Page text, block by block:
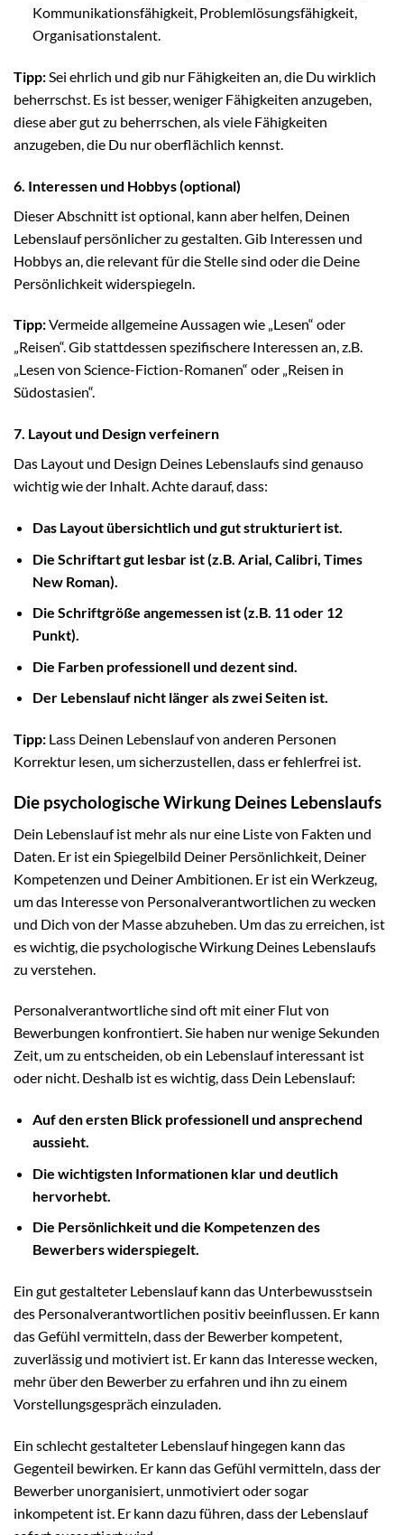
Kommunikationsfähigkeit, Problemlösungsfähigkeit,
Organisationstalent.
Tipp:Sei ehrlich und gib nur Fähigkeiten an, die Du wirklich
beherrschst. Es ist besser, weniger Fähigkeiten anzugeben,
diese aber gut zu beherrschen, als viele Fähigkeiten
anzugeben, die Du nur oberflächlich kennst.
6. Interessen und Hobbys (optional)
Dieser Abschnitt ist optional, kann aber helfen, Deinen
Lebenslauf persönlicher zu gestalten. Gib Interessen und
Hobbys an, die relevant für die Stelle sind oder die Deine
Persönlichkeit widerspiegeln.
Tipp:Vermeide allgemeine Aussagen wie „Lesen“ oder
„Reisen“. Gib stattdessen spezifischere Interessen an, z.B.
„Lesen von Science-Fiction-Romanen“ oder „Reisen in
Südostasien“.
7. Layout und Design verfeinern
Das Layout und Design Deines Lebenslaufs sind genauso
wichtig wie der Inhalt. Achte darauf, dass:
Das Layout übersichtlich und gut strukturiert ist.
Die Schriftart gut lesbar ist (z.B. Arial, Calibri, Times
New Roman).
Die Schriftgröße angemessen ist (z.B. 11 oder 12
Punkt).
Die Farben professionell und dezent sind.
Der Lebenslauf nicht länger als zwei Seiten ist.
Tipp: Lass Deinen Lebenslauf von anderen Personen
Korrektur lesen, um sicherzustellen, dass er fehlerfrei ist.
Die psychologische Wirkung Deines Lebenslaufs
Dein Lebenslauf ist mehr als nur eine Liste von Fakten und
Daten. Er ist ein Spiegelbild Deiner Persönlichkeit, Deiner
Kompetenzen und Deiner Ambitionen. Er ist ein Werkzeug,
um das Interesse von Personalverantwortlichen zu wecken
und Dich von der Masse abzuheben. Um das zu erreichen, ist
es wichtig, die psychologische Wirkung Deines Lebenslaufs
zu verstehen.
Personalverantwortliche sind oft mit einer Flut von
Bewerbungen konfrontiert. Sie haben nur wenige Sekunden
Zeit, um zu entscheiden, ob ein Lebenslauf interessant ist
oder nicht. Deshalb ist es wichtig, dass Dein Lebenslauf:
Auf den ersten Blick professionell und ansprechend
aussieht.
Die wichtigsten Informationen klar und deutlich
hervorhebt.
Die Persönlichkeit und die Kompetenzen des
Bewerbers widerspiegelt.
Ein gut gestalteter Lebenslauf kann das Unterbewusstsein
des Personalverantwortlichen positiv beeinflussen. Er kann
das Gefühl vermitteln, dass der Bewerber kompetent,
zuverlässig und motiviert ist. Er kann das Interesse wecken,
mehr über den Bewerber zu erfahren und ihn zu einem
Vorstellungsgespräch einzuladen.
Ein schlecht gestalteter Lebenslauf hingegen kann das
Gegenteil bewirken. Er kann das Gefühl vermitteln, dass der
Bewerber unorganisiert, unmotiviert oder sogar
inkompetent ist. Er kann dazu führen, dass der Lebenslauf